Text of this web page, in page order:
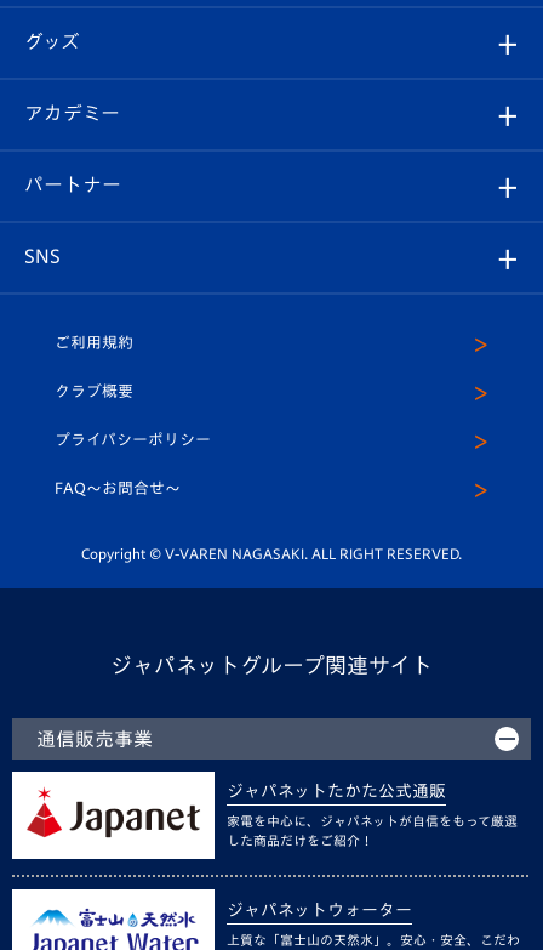
チケット
イベント
メディア
ホームタウン
スタッフプロフィール
マスコット紹介
平和祈念活動
ホームタウン活動
はじめての観戦ガイド
Revive Team
ヴィヴィくんの長崎おもてなしガイド
フォトギャラリー
スタジアムグルメ
チケット
V-LOVERS（ファンクラブ）
プレイヤーズスイート
グッズ
オンラインショップ
店舗情報
アカデミー
育成からのお知らせ
U-18
スクール
パートナー
SNS
ヴィヴィくんインスタグラム
公式LINE＠
ご利用規約
クラブ概要
プライバシーポリシー
FAQ〜お問合せ〜
Copyright © V-VAREN NAGASAKI. ALL RIGHT RESERVED.
ジャパネットグループ関連サイト
通信販売事業
ジャパネットたかた公式通販
家電を中心に、ジャパネットが自信をもって厳選
した商品だけをご紹介！
ジャパネットウォーター
上質な「富士山の天然水」。安心・安全、こだわ